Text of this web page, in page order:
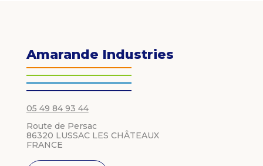
Amarande Industries
05 49 84 93 44
Route de Persac
86320 LUSSAC LES CHÂTEAUX
FRANCE